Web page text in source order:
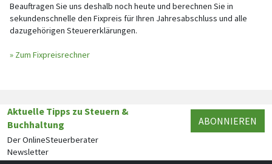
Beauftragen Sie uns deshalb noch heute und berechnen Sie in
sekundenschnelle den Fixpreis für Ihren Jahresabschluss und alle
dazugehörigen Steuererklärungen.
» Zum Fixpreisrechner
Aktuelle Tipps zu Steuern &
Buchhaltung
Der OnlineSteuerberater
Newsletter
ABONNIEREN